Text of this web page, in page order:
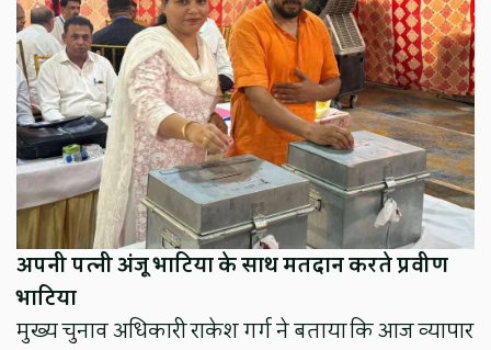
अपनी पत्नी अंजू भाटिया के साथ मतदान करते प्रवीण
भाटिया
मुख्य चुनाव अधिकारी राकेश गर्ग ने बताया कि आज व्यापार